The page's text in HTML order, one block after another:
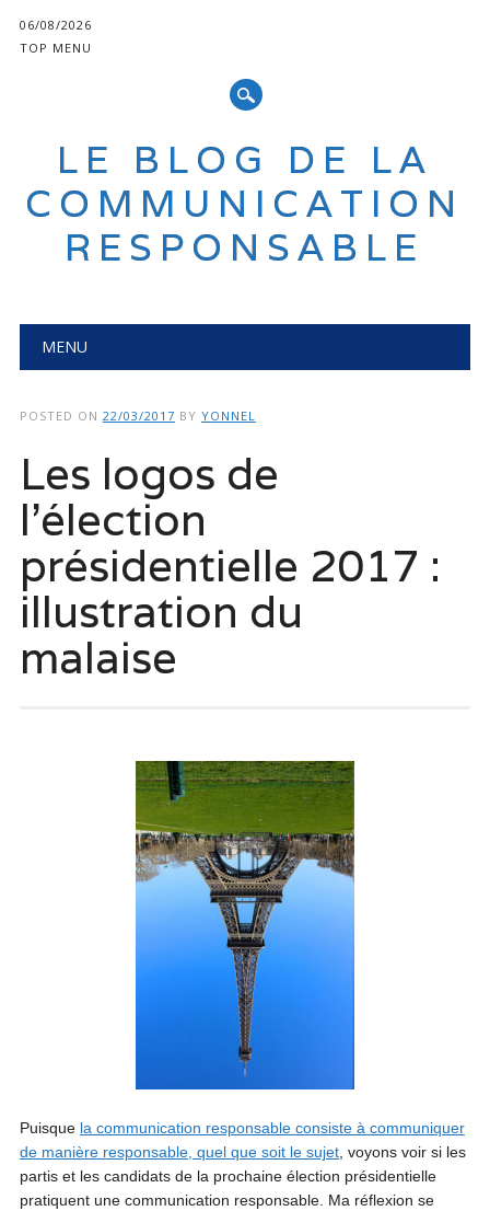
06/08/2026
TOP MENU
LE BLOG DE LA
COMMUNICATION
RESPONSABLE
Main menu
MENU
POSTED ON 22/03/2017 BY YONNEL
Les logos de
l’élection
présidentielle 2017 :
illustration du
malaise
Puisque la communication responsable consiste à communiquer
de manière responsable, quel que soit le sujet, voyons voir si les
partis et les candidats de la prochaine élection présidentielle
pratiquent une communication responsable. Ma réflexion se